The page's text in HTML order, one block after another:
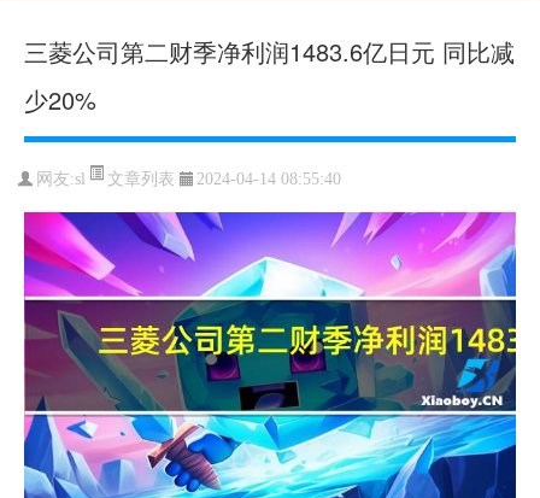
三菱公司第二财季净利润1483.6亿日元 同比减
少20%
网友:sl 文章列表 2024-04-14 08:55:40